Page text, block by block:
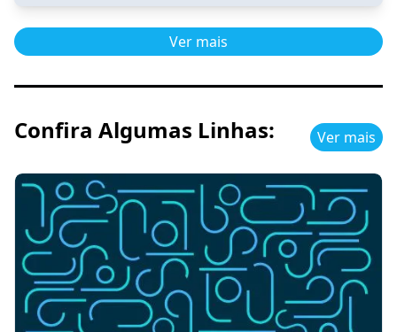
Ver mais
Confira Algumas Linhas: Ver mais